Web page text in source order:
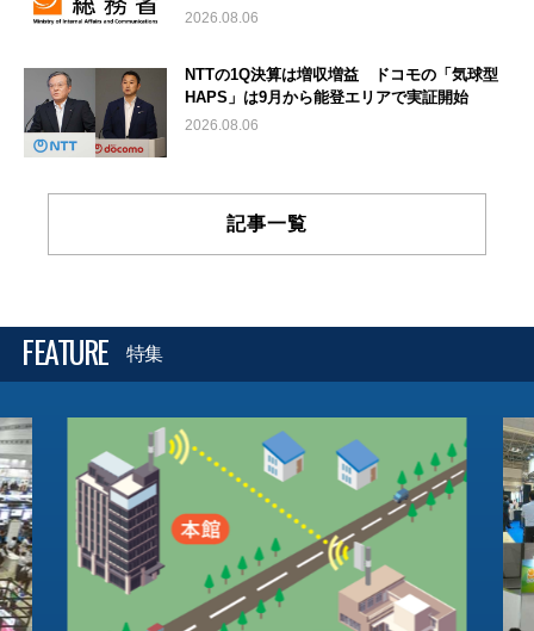
2026.08.06
NTTの1Q決算は増収増益 ドコモの「気球型
HAPS」は9月から能登エリアで実証開始
2026.08.06
記事一覧
FEATURE 特集